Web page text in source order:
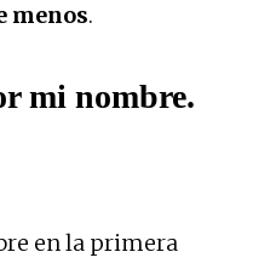
menos.
mi nombre.
en la primera